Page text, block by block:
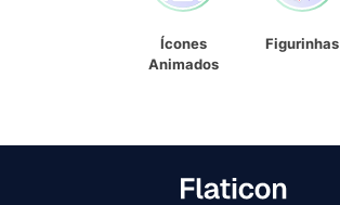
Ícones
Animados
Figurinhas